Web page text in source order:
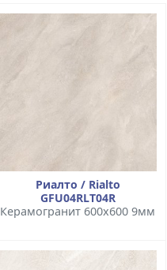
Риалто / Rialto
GFU04RLT04R
Керамогранит 600x600 9мм